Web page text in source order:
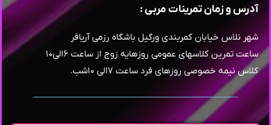
آدرس و زمان تمرینات مربی :
شهر نلاس خیابان کمربندی ورگیل باشگاه رزمی آریافر
ساعت تمرین کلاسهای عمومی روزهایه زوج از ساعت ۶الی۱۰
کلاس نیمه خصوصی روزهای فرد ساعت ۷الی ۱۰شب.